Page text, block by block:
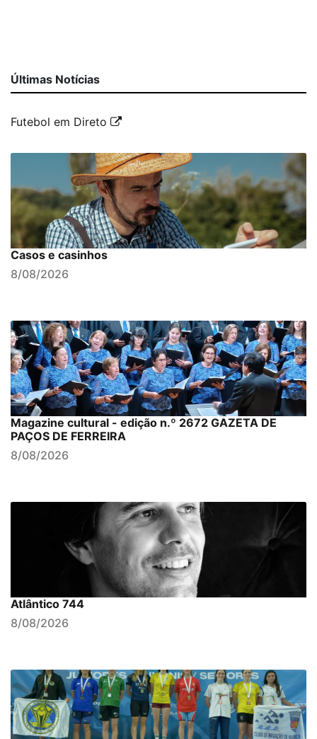
Últimas Notícias
Futebol em Direto
Casos e casinhos
8/08/2026
Magazine cultural - edição n.º 2672 GAZETA DE
PAÇOS DE FERREIRA
8/08/2026
Atlântico 744
8/08/2026